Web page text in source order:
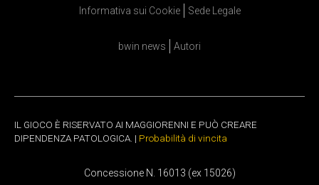
Informativa sui Cookie
Sede Legale
bwin news Autori
IL GIOCO È RISERVATO AI MAGGIORENNI E PUÒ CREARE
DIPENDENZA PATOLOGICA. | Probabilità di vincita
Concessione N. 16013 (ex 15026)